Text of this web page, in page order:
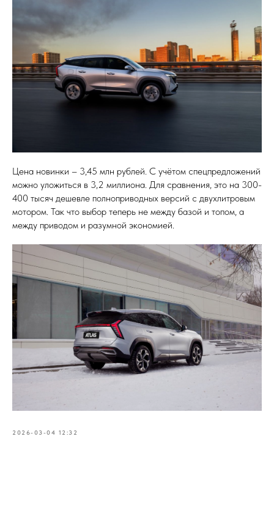
Цена новинки – 3,45 млн рублей. С учётом спецпредложений
можно уложиться в 3,2 миллиона. Для сравнения, это на 300-
400 тысяч дешевле полноприводных версий с двухлитровым
мотором. Так что выбор теперь не между базой и топом, а
между приводом и разумной экономией.
2026-03-04 12:32